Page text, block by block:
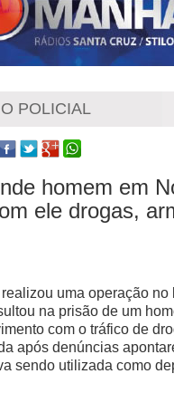
POLICIAL
homem em
ele drogas,
uma operação no
na prisão de um
com o tráfico de
após denúncias
sendo utilizada como